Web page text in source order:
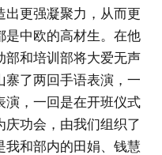
出更强凝聚力，从而更
是中欧的高材生。在他
部和培训部将大爱无声
寨了两回手语表演，一
演，一回是在开班仪式
庆功会，由我们组织了
我和部内的田娟、钱慧